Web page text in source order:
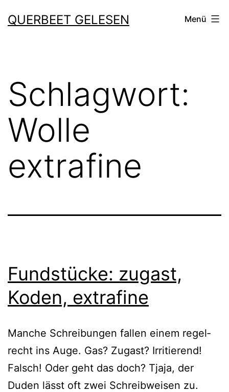
Inhalt
QUERBEET GELESEN Menü
Schlagwort:
Wolle
extrafine
Fundstücke: zugast,
Koden, extrafine
Manche Schreibungen fal­len einem regel­
recht ins Auge. Gas? Zugast? Irritierend!
Falsch! Oder geht das doch? Tjaja, der
Duden lässt oft zwei Schreibweisen zu.